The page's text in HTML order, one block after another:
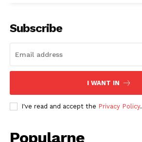
Subscribe
I WANT IN
I've read and accept the Privacy Policy.
Popularne